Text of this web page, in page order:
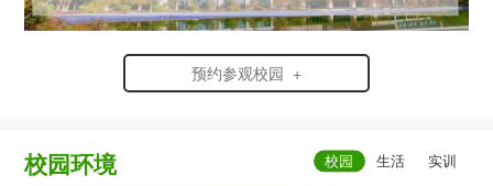
预约参观校园 +
校园环境